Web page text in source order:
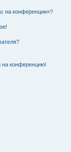
на конференции»?
на конференцию!